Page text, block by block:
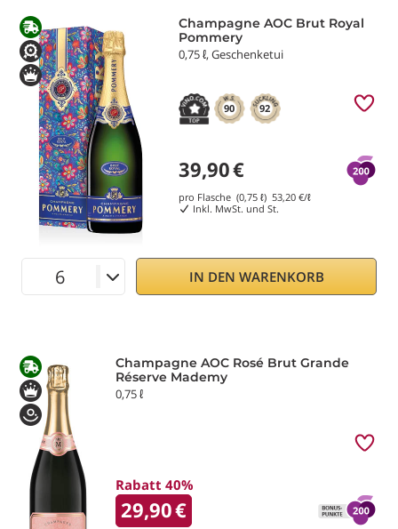
Champagne AOC Brut Royal
Pommery
0,75 ℓ, Geschenketui
90 92
39,90€
pro Flasche (0,75 ℓ) 53,20€/ℓ
Inkl. MwSt. und St.
IN DEN WARENKORB
Champagne AOC Rosé Brut Grande
Réserve Mademy
0,75 ℓ
Rabatt 40%
29,90€